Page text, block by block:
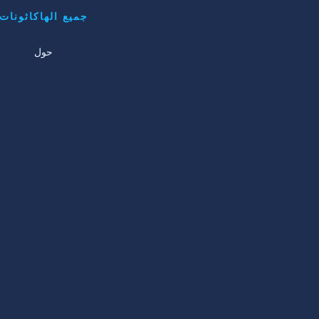
جميع الهاكاثونات
حول